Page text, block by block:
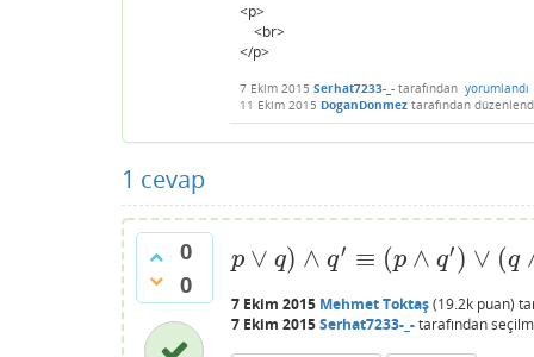
<p>
<br>
</p>
7 Ekim 2015 Serhat7233-_- tarafından yorumlandı
11 Ekim 2015 DoganDonmez tarafından
1 cevap
0
0
p ∨ q) ∧ q′ ≡ (p ∧ q′) ∨ (q
p ∨q )∧ q′≡ (p∧q′ ∨(q∧ q′)≡ (p ∧q′ )
7 Ekim 2015 Mehmet Toktaş(19.2k puan)
7 Ekim 2015Serhat7233-_-tarafından